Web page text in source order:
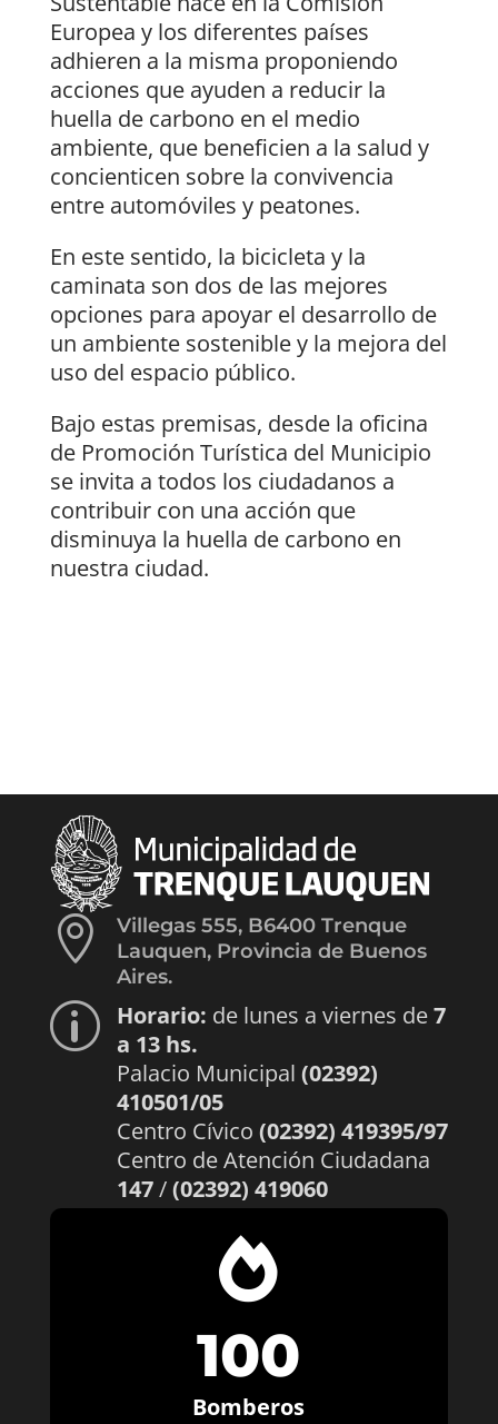
Europea y los diferentes países
adhieren a la misma proponiendo
acciones que ayuden a reducir la
huella de carbono en el medio
ambiente, que beneficien a la salud y
concienticen sobre la convivencia
entre automóviles y peatones.
En este sentido, la bicicleta y la
caminata son dos de las mejores
opciones para apoyar el desarrollo de
un ambiente sostenible y la mejora del
uso del espacio público.
Bajo estas premisas, desde la oficina
de Promoción Turística del Municipio
se invita a todos los ciudadanos a
contribuir con una acción que
disminuya la huella de carbono en
nuestra ciudad.

Villegas 555, B6400 Trenque
Lauquen, Provincia de Buenos
Aires.
p Horario: de lunes a viernes de7
a 13 hs.
Palacio Municipal (02392)
410501/05
Centro Cívico (02392) 419395/97
Centro de Atención Ciudadana
147/(02392) 419060

100
Bomberos